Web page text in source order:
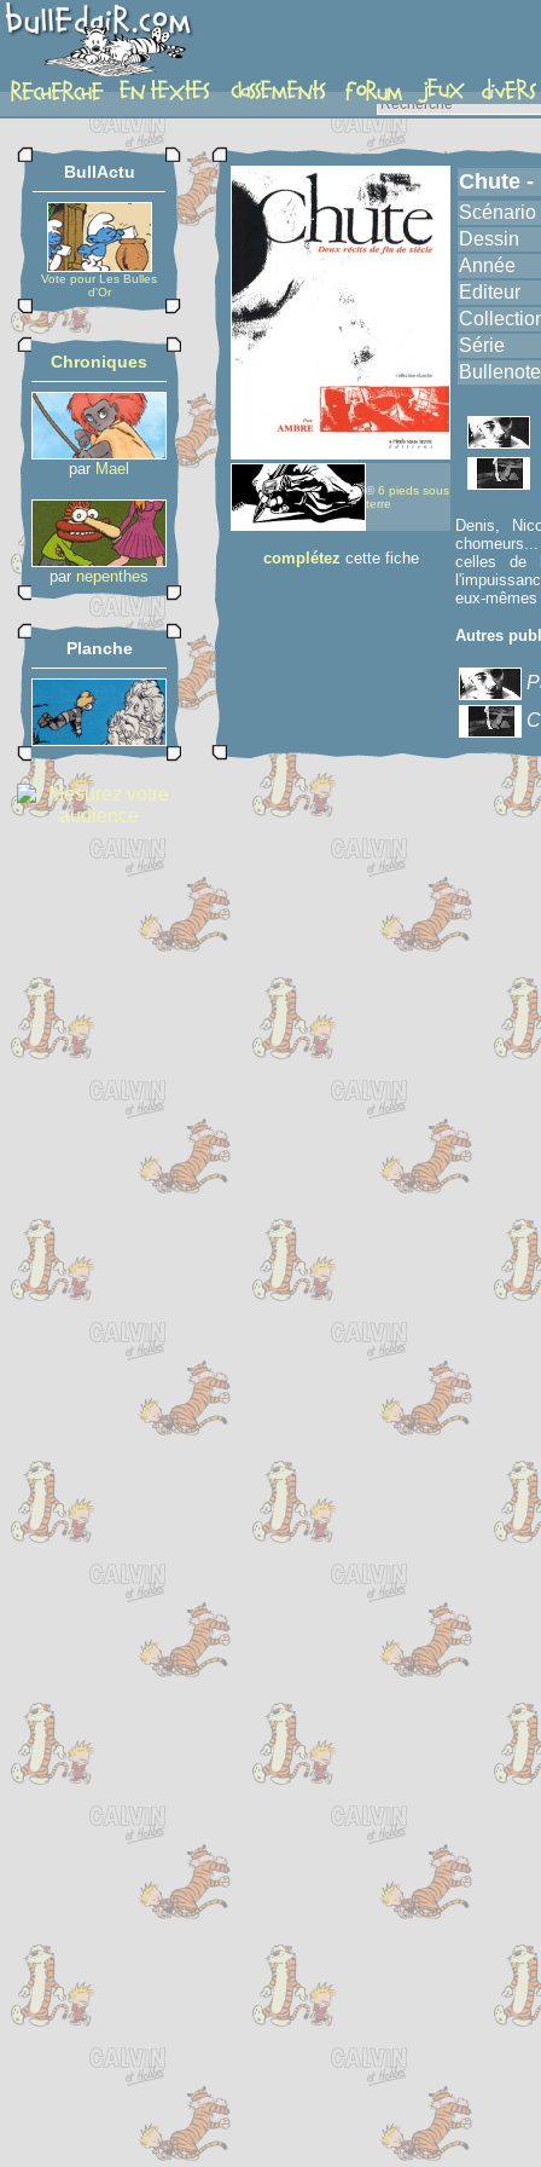
album
BullActu
Vote pour Les Bulles
d'Or
Chroniques
par Mael
par nepenthes
Planche
© 6 pieds sous
terre
complétez cette fiche
Chute -
Scénario
Dessin
Année
Editeur
Série
Bullenote
Denis,
celles de
eux-
Autres